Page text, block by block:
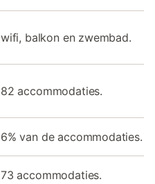
wifi, balkon en zwembad.
82 accommodaties.
6% van de accommodaties.
73 accommodaties.